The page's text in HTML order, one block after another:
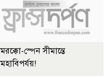
মরক্কো-স্পেন সীমান্তে
মহাবিপর্যয়!